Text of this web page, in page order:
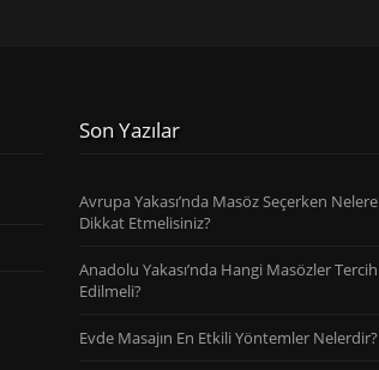
Son Yazılar
Avrupa Yakası’nda Masöz Seçerken Nelere
Dikkat Etmelisiniz?
Anadolu Yakası’nda Hangi Masözler Tercih
Edilmeli?
Evde Masajın En Etkili Yöntemler Nelerdir?